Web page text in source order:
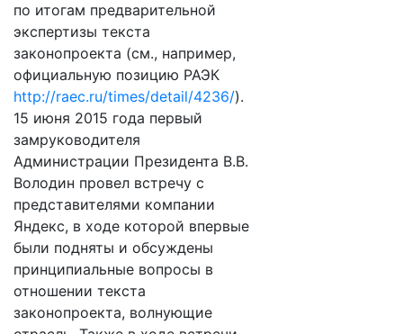
по итогам предварительной
экспертизы текста
законопроекта (см., например,
официальную позицию РАЭК
http://raec.ru/times/detail/4236/).
15 июня 2015 года первый
замруководителя
Администрации Президента В.В.
Володин провел встречу с
представителями компании
Яндекс, в ходе которой впервые
были подняты и обсуждены
принципиальные вопросы в
отношении текста
законопроекта, волнующие